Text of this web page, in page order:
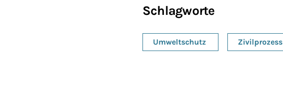
Schlagworte
Umweltschutz Zivilprozess